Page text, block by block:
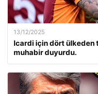
13/12/2025
Icardi için dört
muhabir duyurdu.